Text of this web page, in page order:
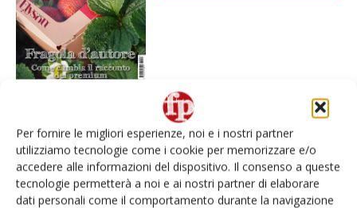
Per fornire le migliori esperienze, noi e i nostri partner
utilizziamo tecnologie come i cookie per memorizzare e/o
accedere alle informazioni del dispositivo. Il consenso a queste
tecnologie permetterà a noi e ai nostri partner di elaborare
dati personali come il comportamento durante la navigazione
I più visti
Spazio Conad: continua la conversione dei punti di
vendita